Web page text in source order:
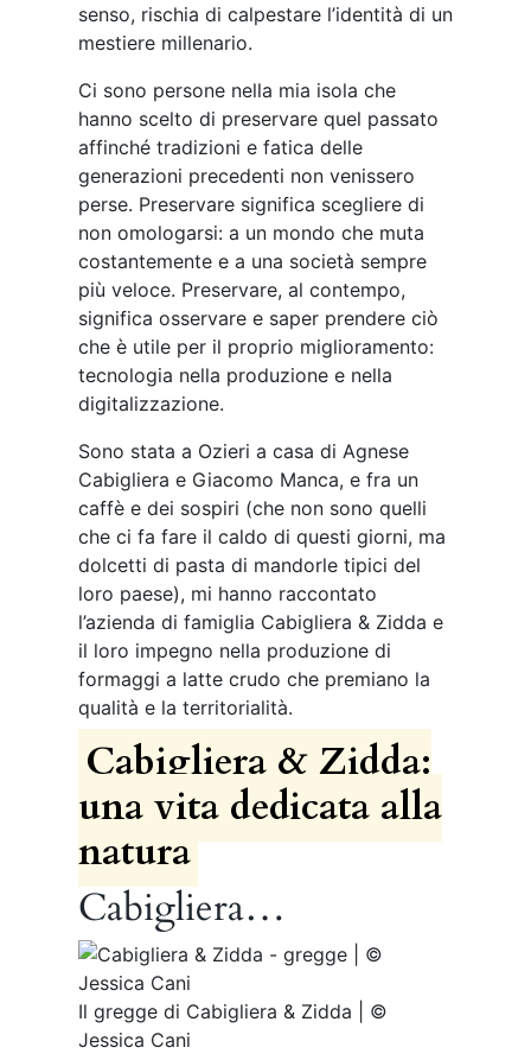
senso, rischia di calpestare l’identità di un
mestiere millenario.
Ci sono persone nella mia isola che
hanno scelto di preservare quel passato
affinché tradizioni e fatica delle
generazioni precedenti non venissero
perse. Preservare significa scegliere di
non omologarsi: a un mondo che muta
costantemente e a una società sempre
più veloce. Preservare, al contempo,
significa osservare e saper prendere ciò
che è utile per il proprio miglioramento:
tecnologia nella produzione e nella
digitalizzazione.
Sono stata a Ozieri a casa di Agnese
Cabigliera e Giacomo Manca, e fra un
caffè e dei sospiri (che non sono quelli
che ci fa fare il caldo di questi giorni, ma
dolcetti di pasta di mandorle tipici del
loro paese), mi hanno raccontato
l’azienda di famiglia Cabigliera & Zidda e
il loro impegno nella produzione di
formaggi a latte crudo che premiano la
qualità e la territorialità.
Cabigliera & Zidda:
una vita dedicata alla
natura
Cabigliera…
Il gregge di Cabigliera & Zidda | ©
Jessica Cani